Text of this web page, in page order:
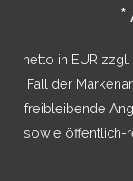
*
netto in EUR
Fall der
freibleibende
sowie öffentlich-